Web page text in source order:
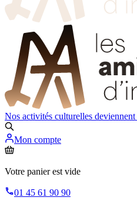
Nos activités culturelles deviennent
Mon compte
Votre panier est vide
01 45 61 90 90